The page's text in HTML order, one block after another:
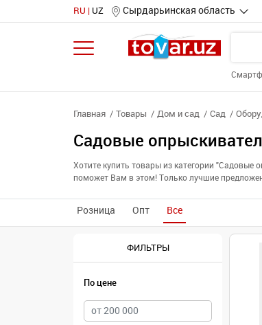
RU UZ Сырдарьинская область
Главная Товары Дом и сад Сад
Садовые
Хотите купить товары из категории
поможет Вам в этом! Только лучшие
Розница Опт Все
ФИЛЬТРЫ
По цене